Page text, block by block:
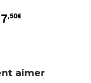
au panier
7,50€
aimer